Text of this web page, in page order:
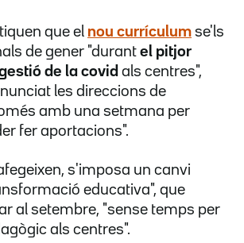
que el nou currículum se'ls
de gener "durant el pitjor
de la covid als centres",
les direccions de
amb una setmana per
fer aportacions".
s'imposa un canvi
educativa", que
al setembre, "sense temps per
als centres".